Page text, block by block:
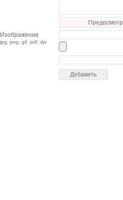
Предосмотр
Изображение
jpg, png, gif, pdf, djv